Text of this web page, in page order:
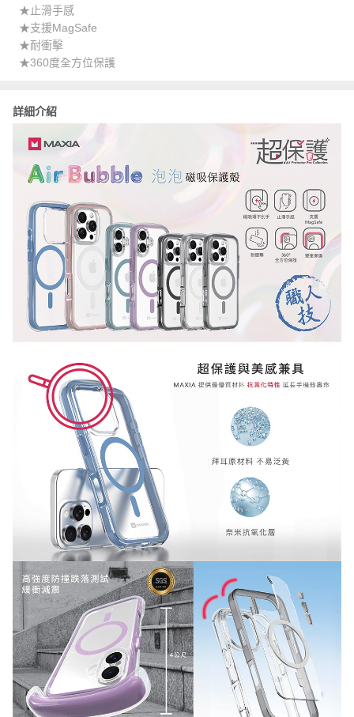
★止滑手感
★支援MagSafe
★耐衝擊
★360度全方位保護
詳細介紹